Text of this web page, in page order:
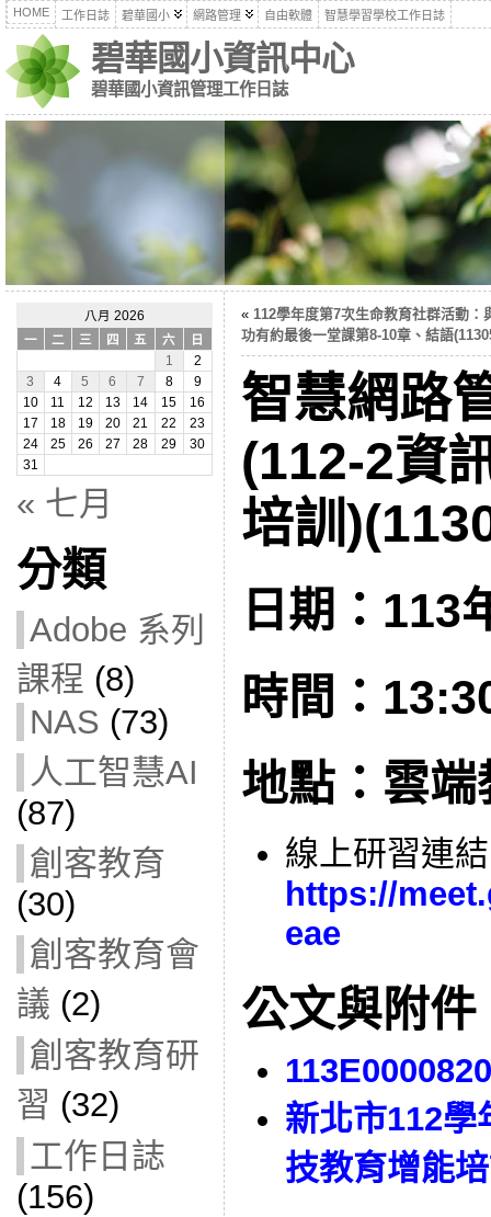
HOME 工作日誌 碧華國小 網路管理 自由軟體 智慧學習學校工作日誌
碧華國小資訊中心
碧華國小資訊管理工作日誌
八月 2026
一
二 三 四 五 六
日
1
2
3
4 5 6 7 8
9
10
11 12 13 14 15
16
17
18 19 20 21 22
23
24
25 26 27 28 29
30
31
« 七月
分類
Adobe 系列
課程 (8)
NAS (73)
人工智慧AI
(87)
創客教育
(30)
創客教育會
議 (2)
創客教育研
習 (32)
工作日誌
(156)
« 112學年度第7次生命教育社群活動：
功有約最後一堂課第8-10章、結語
智慧網路
(112-2資
培訓
日期：113
時間：
地點：雲端
線上研習連
https://
eae
公文與附件
113E0000820
新北市112學
技教育增能